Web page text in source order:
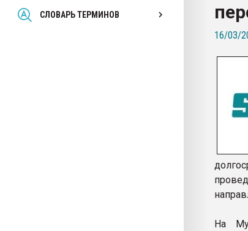
СЛОВАРЬ ТЕРМИНОВ
Всё, что
бутылок
16/03/
На